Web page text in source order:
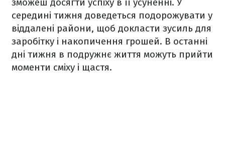
зможеш досягти успіху в її усуненні. У
середині тижня доведеться подорожувати у
віддалені райони, щоб докласти зусиль для
заробітку і накопичення грошей. В останні
дні тижня в подружнє життя можуть прийти
моменти сміху і щастя.